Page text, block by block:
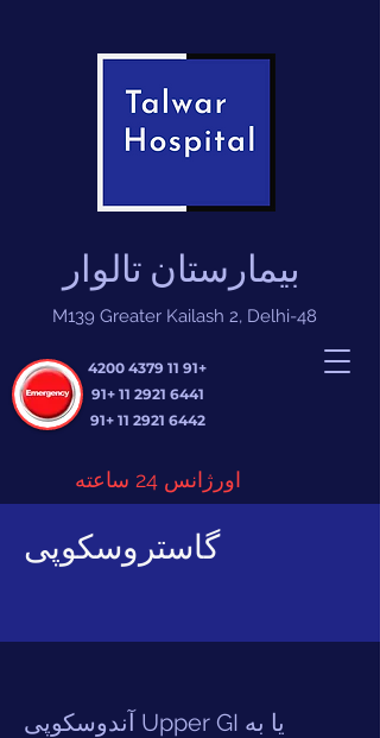
بیمارستان تالوار
+91 11 4379 4200
6441 2921 11
+91
6442 2921 11
+91
اورژانس 24 ساعته
M139 Greater Kailash 2, Delhi-48
آندوسکوپی Upper GI یا به
گاستروسکوپی